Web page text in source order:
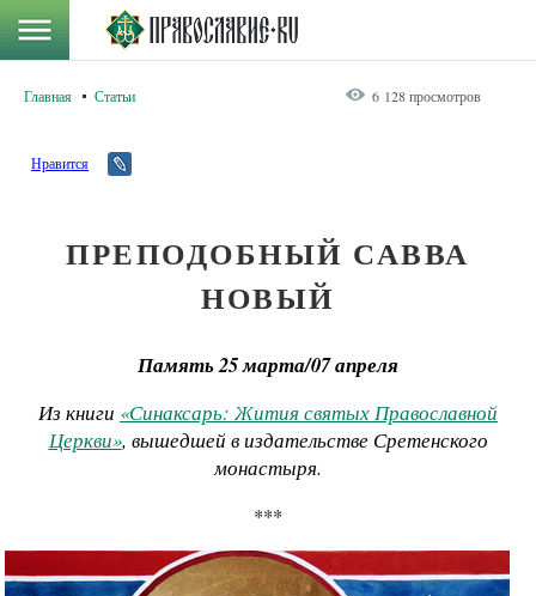
Главная Статьи 6 128 просмотров
Нравится
ПРЕПОДОБНЫЙ САВВА
НОВЫЙ
Память 25 марта/07 апреля
Из книги «Синаксарь: Жития святых Православной
Церкви», вышедшей в издательстве Сретенского
монастыря.
***